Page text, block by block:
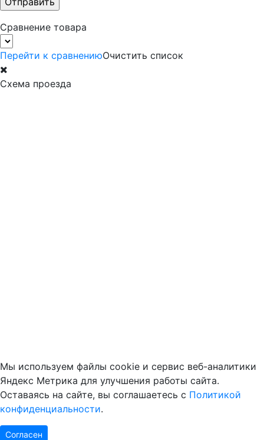
Сравнение товара
Перейти к сравнениюОчистить список
Схема проезда
Мы используем файлы cookie и сервис веб-аналитики
Яндекс Метрика для улучшения работы сайта.
Оставаясь на сайте, вы соглашаетесь с Политикой
конфиденциальности.
Согласен